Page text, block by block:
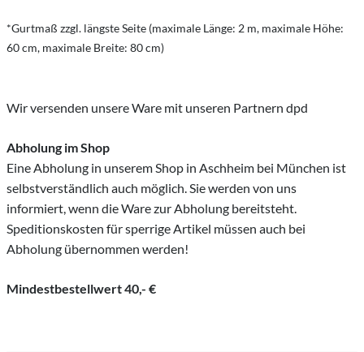
*Gurtmaß zzgl. längste Seite (maximale Länge: 2 m, maximale Höhe:
60 cm, maximale Breite: 80 cm)
Wir versenden unsere Ware mit unseren Partnern dpd
Abholung im Shop
Eine Abholung in unserem Shop in Aschheim bei München ist
selbstverständlich auch möglich. Sie werden von uns
informiert, wenn die Ware zur Abholung bereitsteht.
Speditionskosten für sperrige Artikel müssen auch bei
Abholung übernommen werden!
Mindestbestellwert 40,- €